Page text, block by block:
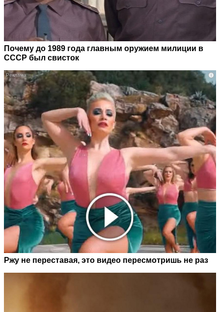
Почему до 1989 года главным оружием милиции в
СССР был свисток
i
Ржу не переставая, это видео пересмотришь не раз